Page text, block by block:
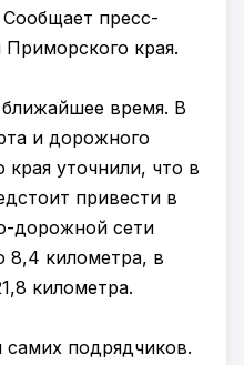
пресс-
края.
время. В
и дорожного
края уточнили, что в
привести в
дорожной сети
8,4 километра, в
километра.
подрядчиков.